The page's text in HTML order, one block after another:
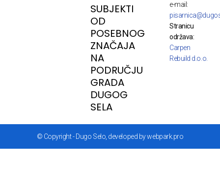
SUBJEKTI
OD
POSEBNOG
ZNAČAJA
NA
PODRUČJU
GRADA
DUGOG
SELA
e-mail:
Stranicu
održava:
Carpen
Rebuild d.o.o.
© Copyright - Dugo Selo, developed by webpark.pro